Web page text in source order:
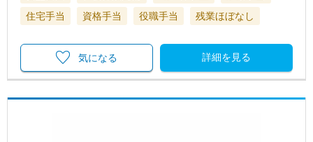
住宅手当
資格手当 役職手当 残業ほぼなし
詳細を見る
気になる